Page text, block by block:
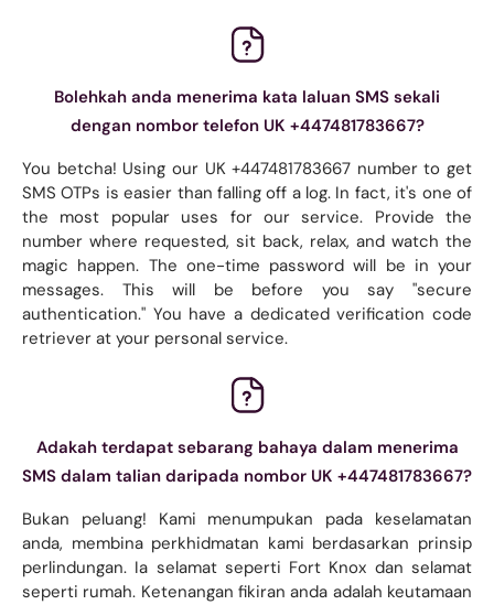
Bolehkah anda menerima kata laluan SMS sekali
dengan nombor telefon UK +447481783667?
You betcha! Using our UK +447481783667 number to get
SMS OTPs is easier than falling off a log. In fact, it's one of
the most popular uses for our service. Provide the
number where requested, sit back, relax, and watch the
magic happen. The one-time password will be in your
messages. This will be before you say "secure
authentication." You have a dedicated verification code
retriever at your personal service.
Adakah terdapat sebarang bahaya dalam menerima
SMS dalam talian daripada nombor UK +447481783667?
Bukan peluang! Kami menumpukan pada keselamatan
anda, membina perkhidmatan kami berdasarkan prinsip
perlindungan. Ia selamat seperti Fort Knox dan selamat
seperti rumah. Ketenangan fikiran anda adalah keutamaan